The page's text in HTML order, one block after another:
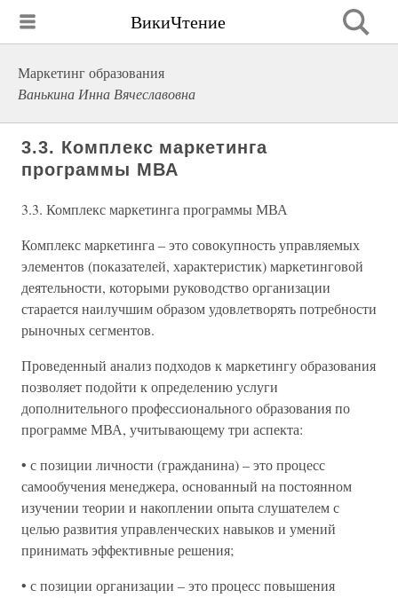
ВикиЧтение
Маркетинг образования
Ванькина Инна Вячеславовна
3.3. Комплекс маркетинга
программы МВА
3.3. Комплекс маркетинга программы МВА
Комплекс маркетинга – это совокупность управляемых
элементов (показателей, характеристик) маркетинговой
деятельности, которыми руководство организации
старается наилучшим образом удовлетворять потребности
рыночных сегментов.
Проведенный анализ подходов к маркетингу образования
позволяет подойти к определению услуги
дополнительного профессионального образования по
программе МВА, учитывающему три аспекта:
• с позиции личности (гражданина) – это процесс
самообучения менеджера, основанный на постоянном
изучении теории и накоплении опыта слушателем с
целью развития управленческих навыков и умений
принимать эффективные решения;
• с позиции организации – это процесс повышения